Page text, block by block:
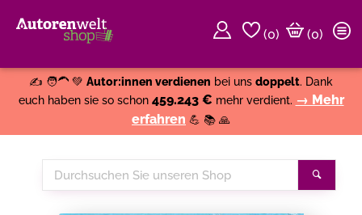
(0)
(0)
✍️ 🧑‍🦱 💚 Autor:innen verdienen bei uns doppelt. Dank
euch haben sie so schon 459.243 € mehr verdient. → Mehr
erfahren 💪 📚 🙏
Durchsuchen
Sie